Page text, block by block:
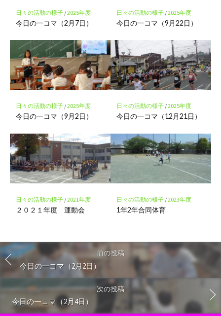
存
日々の活動の様子/2025年度
今日の一コマ（2月7日）
日々の活動の様子/2025年度
今日の一コマ（9月22日）
日々の活動の様子/2025年度
今日の一コマ（9月2日）
日々の活動の様子/2025年度
今日の一コマ（12月21日）
日々の活動の様子/2021年度
２０２１年度 運動会
日々の活動の様子/2023年度
1年2年合同体育
前の投稿
今日の一コマ（2月2日）
次の投稿
今日の一コマ（2月4日）